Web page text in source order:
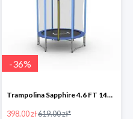
-36%
Trampolina Sapphire 4.6 FT 140 cm
398.00 zł619.00 zł*